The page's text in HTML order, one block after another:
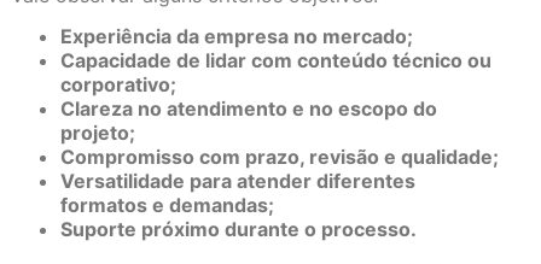
Experiência da empresa no mercado;
Capacidade de lidar com conteúdo técnico ou
corporativo;
Clareza no atendimento e no escopo do
projeto;
Compromisso com prazo, revisão e qualidade;
Versatilidade para atender diferentes
formatos e demandas;
Suporte próximo durante o processo.